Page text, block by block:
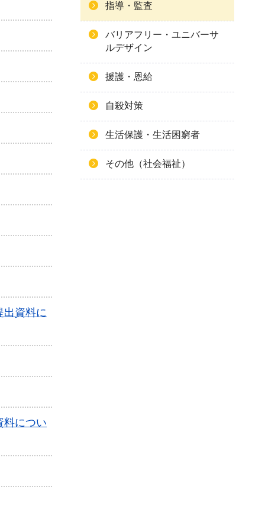
出資料に
料につい
指導・監査
バリアフリー・ユニバーサ
ルデザイン
援護・恩給
自殺対策
生活保護・生活困窮者
その他（社会福祉）